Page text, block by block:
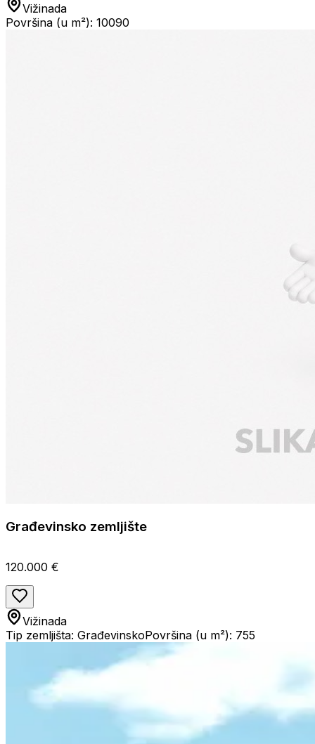
Vižinada
Površina (u m²): 10090
Građevinsko zemljište
120.000 €
Vižinada
Tip zemljišta: GrađevinskoPovršina (u m²): 755